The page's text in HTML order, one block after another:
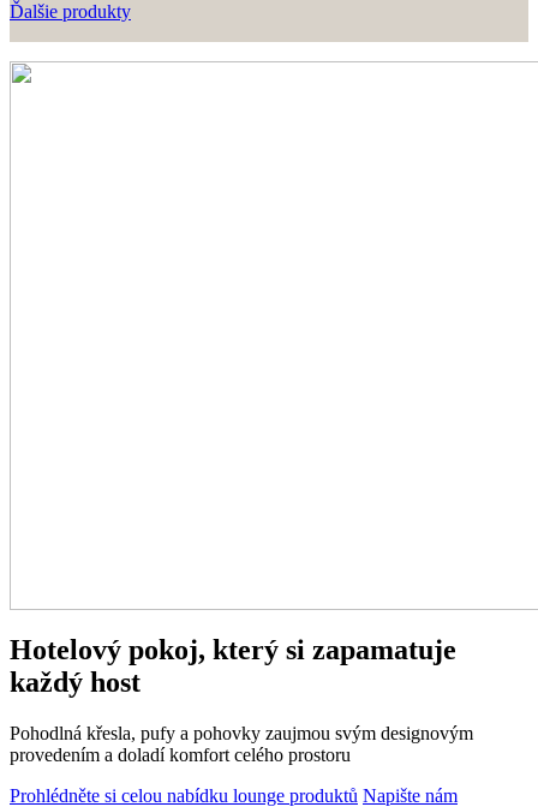
Ďalšie produkty
Hotelový pokoj, který si zapamatuje
každý host
Pohodlná křesla, pufy a pohovky zaujmou svým designovým
provedením a doladí komfort celého prostoru
Prohlédněte si celou nabídku lounge produktů Napište nám